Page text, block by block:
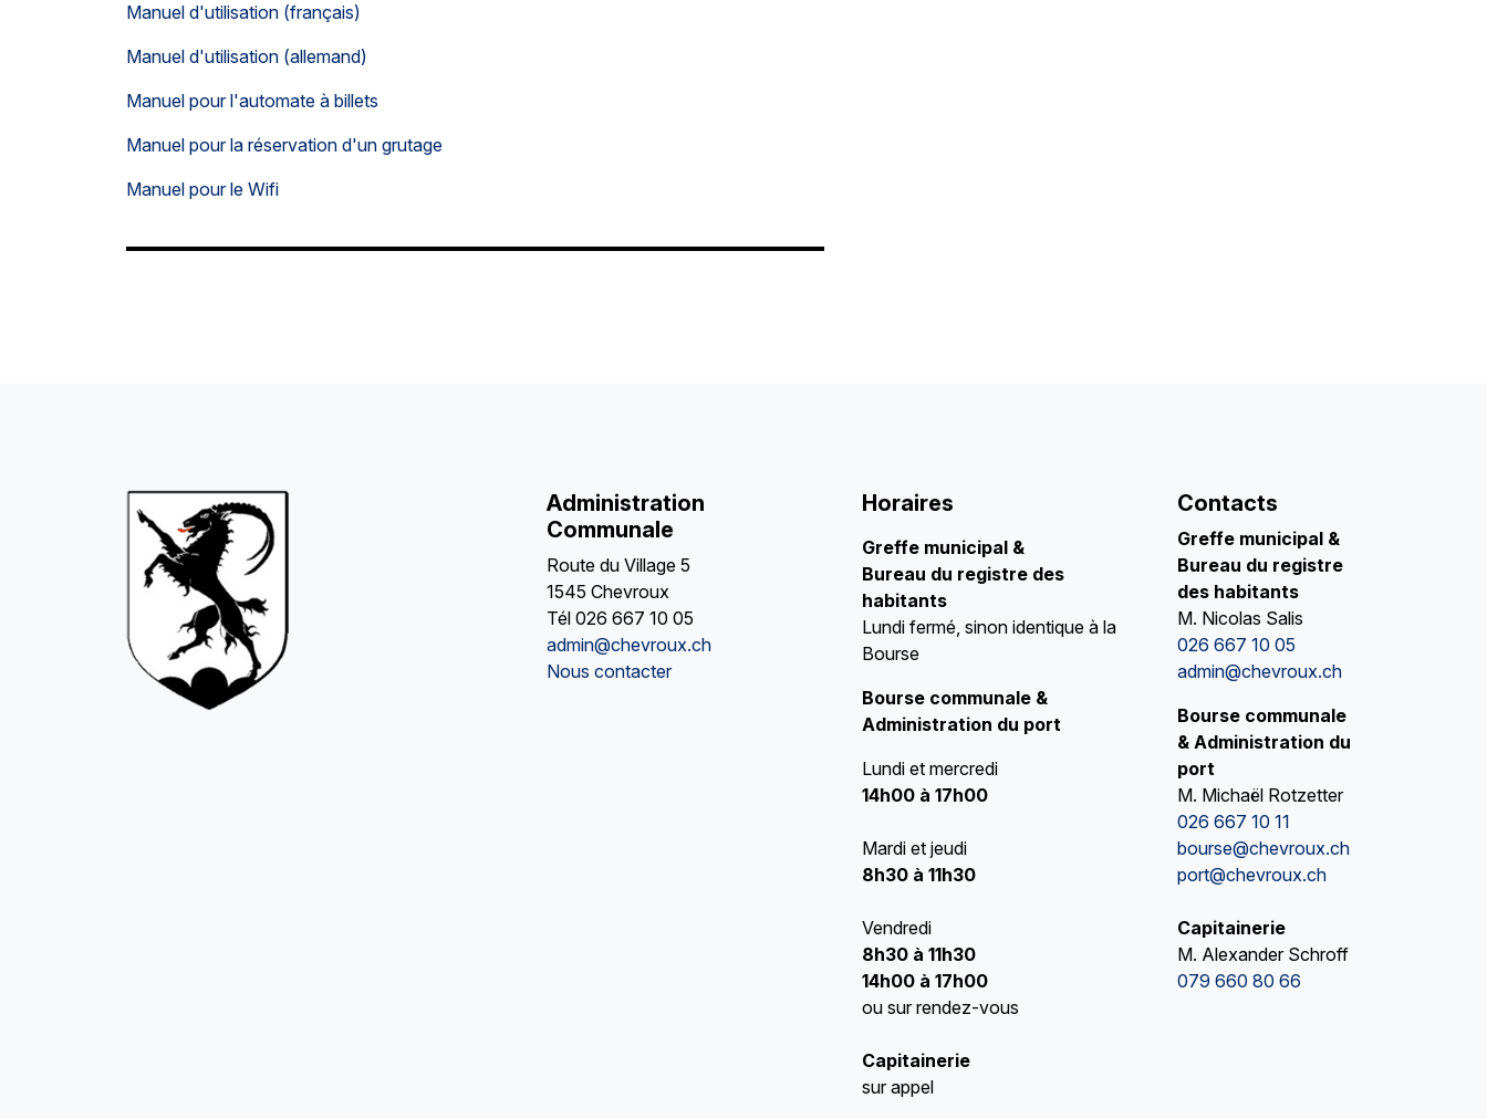
Manuel d'utilisation (français)
Manuel d'utilisation (allemand)
Manuel pour l'automate à billets
Manuel pour la réservation d'un grutage
Manuel pour le Wifi
Administration
Communale
Route du Village 5
1545 Chevroux
Tél 026 667 10 05
admin@chevroux.ch
Nous contacter
Horaires
Greffe municipal &
Bureau du registre des
habitants
Lundi fermé, sinon identique à la
Bourse
Bourse communale &
Administration du port
Lundi et mercredi
14h00 à 17h00
Mardi et jeudi
8h30 à 11h30
Vendredi
8h30 à 11h30
14h00 à 17h00
ou sur rendez-vous
Capitainerie
sur appel
Contacts
Greffe municipal &
Bureau du registre
des habitants
M. Nicolas Salis
026 667 10 05
admin@chevroux.ch
Bourse communale
& Administration du
port
M. Michaël Rotzetter
026 667 10 11
bourse@chevroux.ch
port@chevroux.ch
Capitainerie
M. Alexander Schroff
079 660 80 66